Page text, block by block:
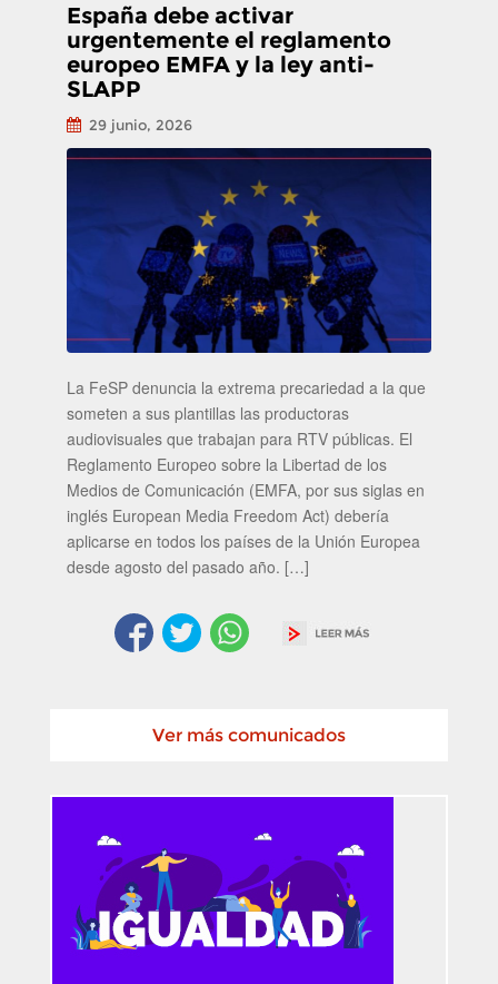
España debe activar
urgentemente el reglamento
europeo EMFA y la ley anti-
SLAPP
29 junio, 2026
La FeSP denuncia la extrema precariedad a la que
someten a sus plantillas las productoras
audiovisuales que trabajan para RTV públicas. El
Reglamento Europeo sobre la Libertad de los
Medios de Comunicación (EMFA, por sus siglas en
inglés European Media Freedom Act) debería
aplicarse en todos los países de la Unión Europea
desde agosto del pasado año. […]
Ver más comunicados